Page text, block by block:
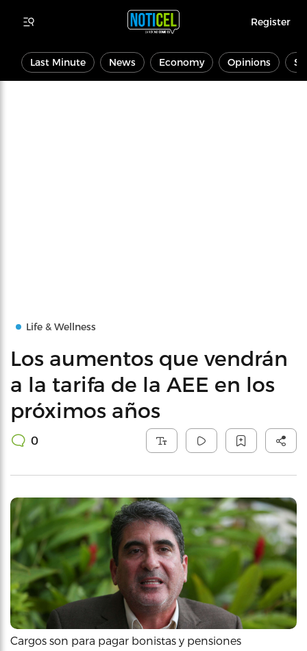
Register
Last Minute News Economy Opinions
Life & Wellness
Los aumentos que vendrán
a la tarifa de la AEE en los
próximos años
0
Cargos son para pagar bonistas y pensiones